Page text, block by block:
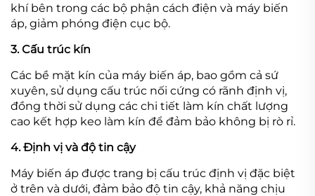
khí bên trong các bộ phận cách điện và máy biến
áp, giảm phóng điện cục bộ.
3. Cấu trúc kín
Các bề mặt kín của máy biến áp, bao gồm cả sứ
xuyên, sử dụng cấu trúc nối cứng có rãnh định vị,
đồng thời sử dụng các chi tiết làm kín chất lượng
cao kết hợp keo làm kín để đảm bảo không bị rò rỉ.
4. Định vị và độ tin cậy
Máy biến áp được trang bị cấu trúc định vị đặc biệt
ở trên và dưới, đảm bảo độ tin cậy, khả năng chịu